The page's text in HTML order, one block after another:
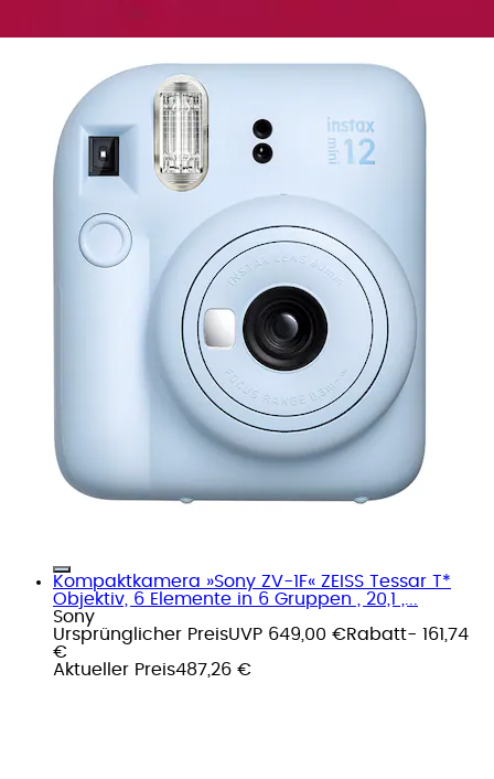
Kompaktkamera »Sony ZV-1F« ZEISS Tessar T*
Objektiv, 6 Elemente in 6 Gruppen , 20,1 ,...
Sony
Ursprünglicher PreisUVP 649,00 €Rabatt- 161,74
€
Aktueller Preis487,26 €